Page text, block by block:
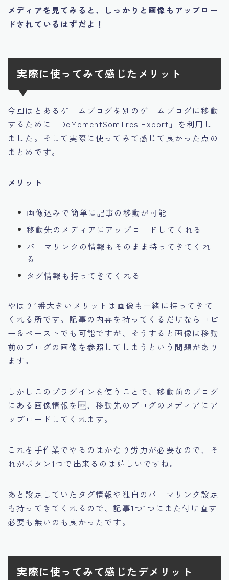
メディアを見てみると、しっかりと画像もアップロー
ドされているはずだよ！
実際に使ってみて感じたメリット
今回はとあるゲームブログを別のゲームブログに移動
するために「DeMomentSomTres Export」を利用し
ました。そして実際に使ってみて感じて良かった点の
まとめです。
メリット
画像込みで簡単に記事の移動が可能
移動先のメディアにアップロードしてくれる
パーマリンクの情報もそのまま持ってきてくれ
る
タグ情報も持ってきてくれる
やはり1番大きいメリットは画像も一緒に持ってきて
くれる所です。記事の内容を持ってくるだけならコピ
ー＆ペーストでも可能ですが、そうすると画像は移動
前のブログの画像を参照してしまうという問題があり
ます。
しかしこのプラグインを使うことで、移動前のブログ
にある画像情報を、移動先のブログのメディアにア
ップロードしてくれます。
これを手作業でやるのはかなり労力が必要なので、
そ
れがボタン1つで出来るのは嬉しいですね。
あと設定していたタグ情報や独自のパーマリンク設定
も持ってきてくれるので、記事1つ1つにまた付け直す
必要も無いのも良かったです。
実際に使ってみて感じたデメリット